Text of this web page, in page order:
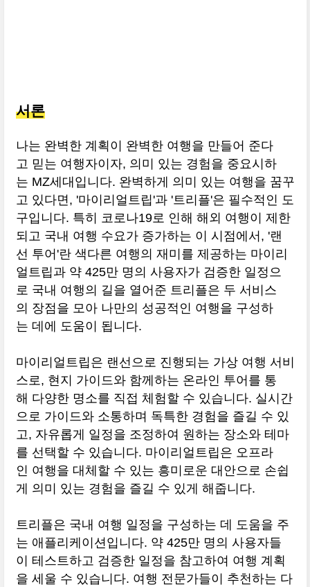
서론
나는 완벽한 계획이 완벽한 여행을 만들어 준다
고 믿는 여행자이자, 의미 있는 경험을 중요시하
는 MZ세대입니다. 완벽하게 의미 있는 여행을 꿈꾸
고 있다면, '마이리얼트립'과 '트리플'은 필수적인 도
구입니다. 특히 코로나19로 인해 해외 여행이 제한
되고 국내 여행 수요가 증가하는 이 시점에서, '랜
선 투어'란 색다른 여행의 재미를 제공하는 마이리
얼트립과 약 425만 명의 사용자가 검증한 일정으
로 국내 여행의 길을 열어준 트리플은 두 서비스
의 장점을 모아 나만의 성공적인 여행을 구성하
는 데에 도움이 됩니다.
마이리얼트립은 랜선으로 진행되는 가상 여행 서비
스로, 현지 가이드와 함께하는 온라인 투어를 통
해 다양한 명소를 직접 체험할 수 있습니다. 실시간
으로 가이드와 소통하며 독특한 경험을 즐길 수 있
고, 자유롭게 일정을 조정하여 원하는 장소와 테마
를 선택할 수 있습니다. 마이리얼트립은 오프라
인 여행을 대체할 수 있는 흥미로운 대안으로 손쉽
게 의미 있는 경험을 즐길 수 있게 해줍니다.
트리플은 국내 여행 일정을 구성하는 데 도움을 주
는 애플리케이션입니다. 약 425만 명의 사용자들
이 테스트하고 검증한 일정을 참고하여 여행 계획
을 세울 수 있습니다. 여행 전문가들이 추천하는 다